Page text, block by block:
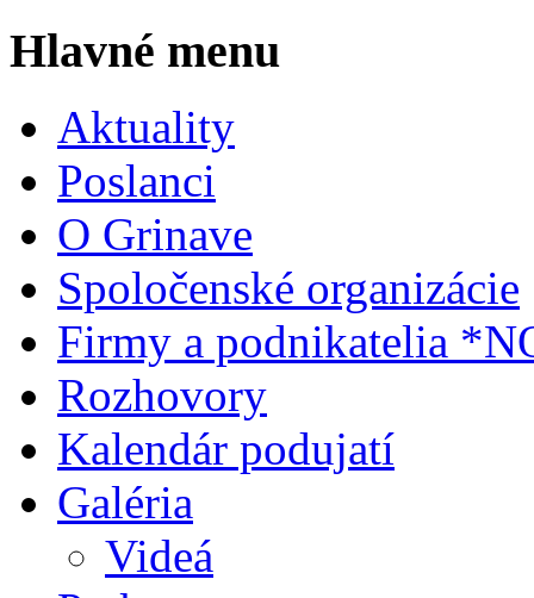
Hlavné menu
Aktuality
Poslanci
O Grinave
Spoločenské organizácie
Firmy a podnikatelia
Rozhovory
Kalendár podujatí
Galéria
Videá